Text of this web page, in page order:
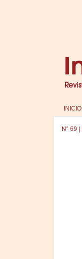
INICIO
N° 69